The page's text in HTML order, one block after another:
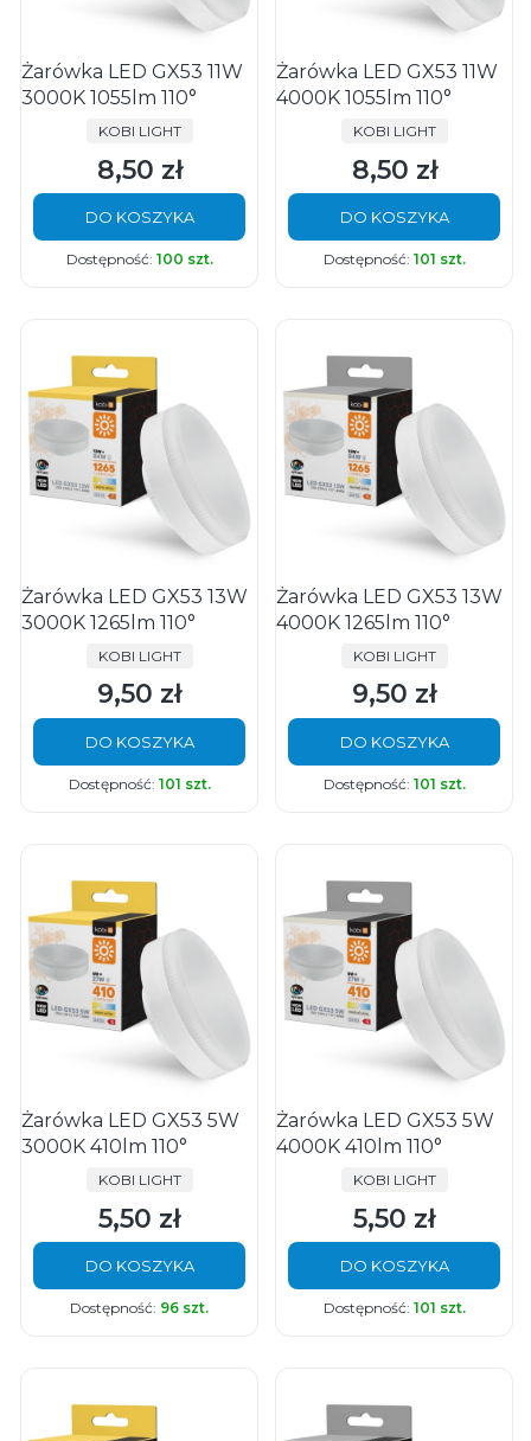
Żarówka LED GX53 11W
3000K 1055lm 110°
PRODUCENT
KOBI LIGHT
Cena
8,50 zł
DO KOSZYKA
Dostępność: 100 szt.
Żarówka LED GX53 11W
4000K 1055lm 110°
PRODUCENT
KOBI LIGHT
Cena
8,50 zł
DO KOSZYKA
Dostępność: 101 szt.
Żarówka LED GX53 13W
3000K 1265lm 110°
PRODUCENT
KOBI LIGHT
Cena
9,50 zł
DO KOSZYKA
Dostępność: 101 szt.
Żarówka LED GX53 13W
4000K 1265lm 110°
PRODUCENT
KOBI LIGHT
Cena
9,50 zł
DO KOSZYKA
Dostępność: 101 szt.
Żarówka LED GX53 5W
3000K 410lm 110°
PRODUCENT
KOBI LIGHT
Cena
5,50 zł
DO KOSZYKA
Dostępność: 96 szt.
Żarówka LED GX53 5W
4000K 410lm 110°
PRODUCENT
KOBI LIGHT
Cena
5,50 zł
DO KOSZYKA
Dostępność: 101 szt.